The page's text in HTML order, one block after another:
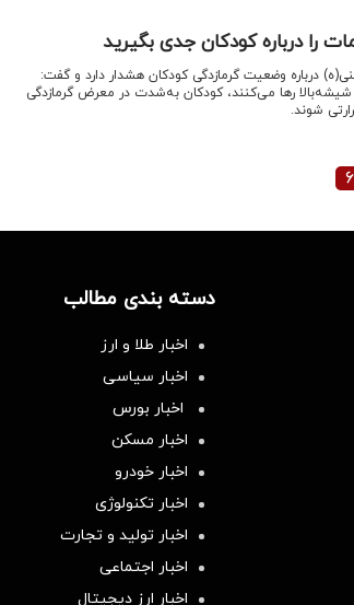
را درباره کودکان جدی بگیرید
درباره وضعیت گرمازدگی کودکان هشدار دارد و گفت:
رها می‌کنند، کودکان به‌شدت در معرض گرمازدگی
۶
دسته بندی مطالب
اخبار طلا و ارز
اخبار سیاسی
اخبار بورس
اخبار مسکن
اخبار خودرو
اخبار تکنولوژی
اخبار تولید و تجارت
اخبار اجتماعی
اخبار ارز دیجیتال